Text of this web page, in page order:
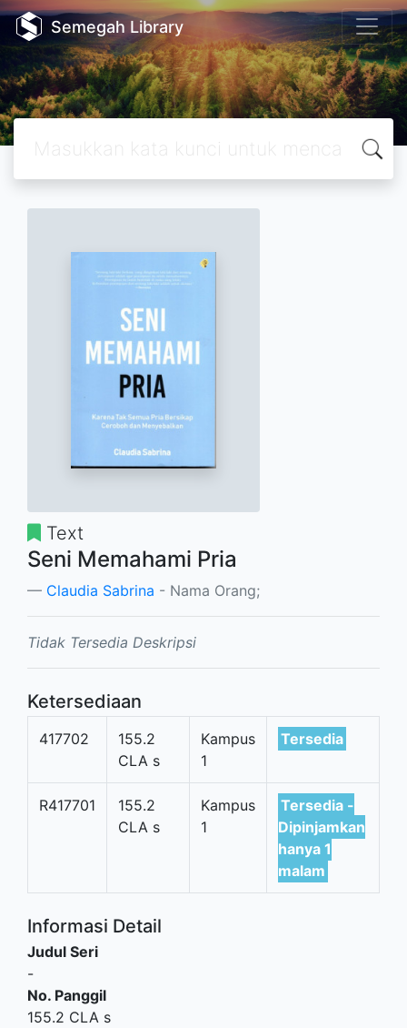
Semegah Library
Text
Seni Memahami Pria
Claudia Sabrina - Nama Orang;
Tidak Tersedia Deskripsi
Ketersediaan
417702
155.2
CLA s
Kampus
1
Tersedia
R417701
155.2
CLA s
Kampus
1
Tersedia -
Dipinjamkan
hanya 1
malam
Informasi Detail
Judul Seri
-
No. Panggil
155.2 CLA s